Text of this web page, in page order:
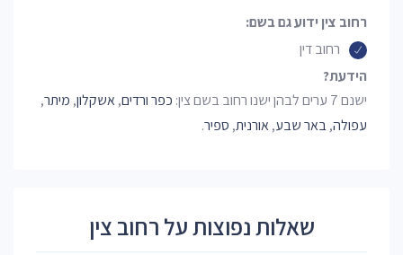
רחוב צין ידוע גם בשם:
רחוב דין
הידעת?
ישנם 7 ערים לבהן ישנו רחוב בשם צין:
כפר ורדים,אשקלון, מיתר,
עפולה,באר שבע,אורנית, ספיר.
שאלות נפוצות על רחוב צין